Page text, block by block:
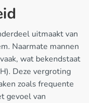
uitmaakt van
Naarmate mannen
wat bekendstaat
Deze vergroting
zoals frequente
gevoel van